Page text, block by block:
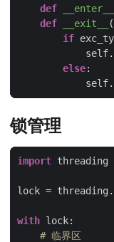
def
__enter__
def
__exit__ (
if
else
锁管理
import
with
# 临界区